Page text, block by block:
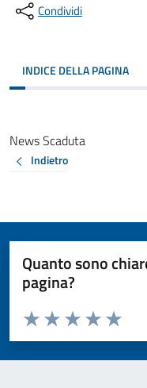
Condividi
INDICE DELLA PAGINA
News Scaduta
Indietro
Quanto sono
pagina?
Valuta da 1 a 5 stelle la
Valuta
Valuta 4
Valuta 3 stelle
Valuta 2 stelle su 5
Valuta 1 stelle su 5